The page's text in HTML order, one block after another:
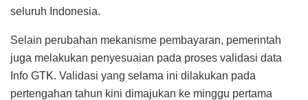
seluruh Indonesia.
Selain perubahan mekanisme pembayaran, pemerintah
juga melakukan penyesuaian pada proses validasi data
Info GTK. Validasi yang selama ini dilakukan pada
pertengahan tahun kini dimajukan ke minggu pertama